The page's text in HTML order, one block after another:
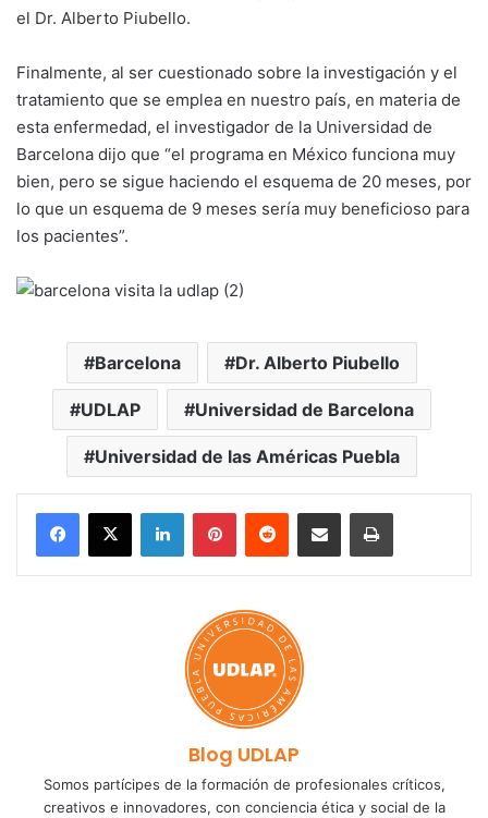
el Dr. Alberto Piubello.
Finalmente, al ser cuestionado sobre la investigación y el
tratamiento que se emplea en nuestro país, en materia de
esta enfermedad, el investigador de la Universidad de
Barcelona dijo que “el programa en México funciona muy
bien, pero se sigue haciendo el esquema de 20 meses, por
lo que un esquema de 9 meses sería muy beneficioso para
los pacientes”.
Barcelona Dr. Alberto Piubello
UDLAP Universidad de Barcelona
Universidad de las Américas Puebla
LinkedInPinterestReddit Share via Email Print
Blog UDLAP
Somos partícipes de la formación de profesionales críticos,
creativos e innovadores, con conciencia ética y social de la